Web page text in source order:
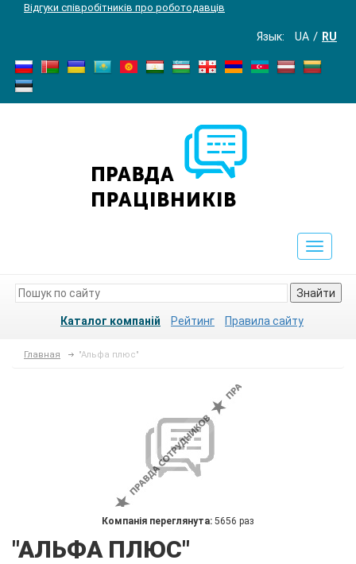
Відгуки співробітників про роботодавців
Язык: UA RU
Toggle
Знайти
Каталог компаній Рейтинг Правила сайту
Главная "Альфа плюс"
Компанія переглянута: 5656 раз
"АЛЬФА ПЛЮС"